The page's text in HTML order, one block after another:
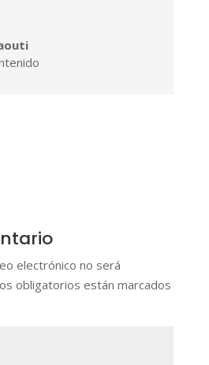
electrónico no será
obligatorios están marcados